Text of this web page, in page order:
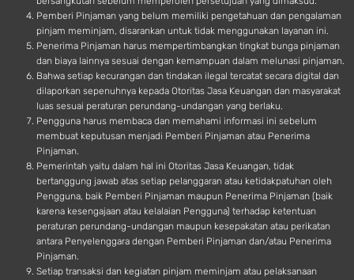
Pemberi Pinjaman yang belum memiliki pengetahuan dan pengalaman
pinjam meminjam, disarankan untuk tidak menggunakan layanan ini.
Penerima Pinjaman harus mempertimbangkan tingkat bunga pinjaman
dan biaya lainnya sesuai dengan kemampuan dalam melunasi pinjaman.
Bahwa setiap kecurangan dan tindakan ilegal tercatat secara digital dan
dilaporkan sepenuhnya kepada Otoritas Jasa Keuangan dan masyarakat
luas sesuai peraturan perundang-undangan yang berlaku.
Pengguna harus membaca dan memahami informasi ini sebelum
membuat keputusan menjadi Pemberi Pinjaman atau Penerima
Pinjaman.
Pemerintah yaitu dalam hal ini Otoritas Jasa Keuangan, tidak
bertanggung jawab atas setiap pelanggaran atau ketidakpatuhan oleh
Pengguna, baik Pemberi Pinjaman maupun Penerima Pinjaman (baik
karena kesengajaan atau kelalaian Pengguna) terhadap ketentuan
peraturan perundang-undangan maupun kesepakatan atau perikatan
antara Penyelenggara dengan Pemberi Pinjaman dan/atau Penerima
Pinjaman.
Setiap transaksi dan kegiatan pinjam meminjam atau pelaksanaan